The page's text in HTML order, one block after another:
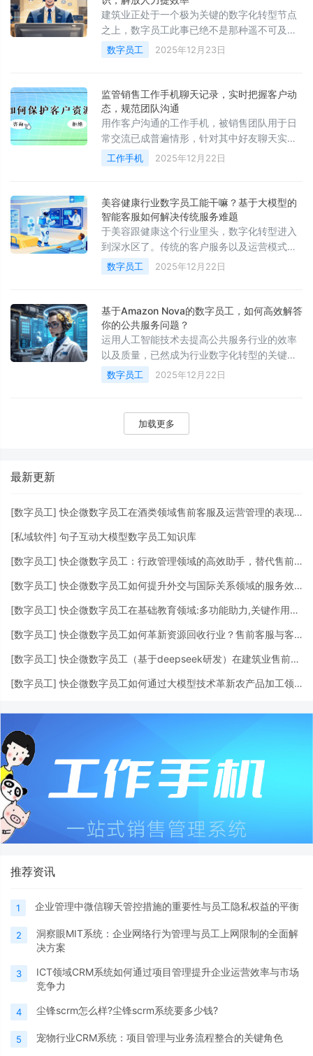
建筑业正处于一个极为关键的数字化转型节点
之上，数字员工此事已绝不是那种遥不可及的
概念了，而是变成能够提升效率、优化服务的
关键工具。它可以把企业知识转化成即时的服
数字员工 2025年12月23日
监管销售工作手机聊天记录，实时把握客户动
态，规范团队沟通
用作客户沟通的工作手机，被销售团队用于日
常交流已成普遍情形，针对其中好友聊天实施
监管，是掌控真实客户动态、预防业务风险、
提高团队效率的关键管理举措，这不但涉及客
工作手机 2025年12月22日
美容健康行业数字员工能干嘛？基于大模型的
智能客服如何解决传统服务难题
于美容跟健康这个行业里头，数字化转型进入
到深水区了。传统的客户服务以及运营模式面
临着响应慢的状况，面临知识传递不准确的问
题，面临客户流失率高的痛点。基于百川知识
数字员工 2025年12月22日
基于Amazon Nova的数字员工，如何高效解答
你的公共服务问题？
运用人工智能技术去提高公共服务行业的效率
以及质量，已然成为行业数字化转型的关键途
径。基于像 Amazon Nova 此类大语言模型构
建而成的数字员工
数字员工 2025年12月22日
加载更多
最新更新
[数字员工] 快企微数字员工在酒类领域售前客服及运营管理的表现与应用
[私域软件] 句子互动大模型数字员工知识库
[数字员工] 快企微数字员工：行政管理领域的高效助手，替代售前客服与挖掘客户价值的全能解决方案
[数字员工] 快企微数字员工如何提升外交与国际关系领域的服务效率
[数字员工] 快企微数字员工在基础教育领域:多功能助力,关键作用不可小觑
[数字员工] 快企微数字员工如何革新资源回收行业？售前客服与客户信息挖掘全解析
[数字员工] 快企微数字员工（基于deepseek研发）在建筑业售前客服的应用及影响
[数字员工] 快企微数字员工如何通过大模型技术革新农产品加工领域的客户服务与营销
推荐资讯
1 企业管理中微信聊天管控措施的重要性与员工隐私权益的平衡
2
洞察眼MIT系统：企业网络行为管理与员工上网限制的全面解
决方案
3
ICT领域CRM系统如何通过项目管理提升企业运营效率与市场
竞争力
4 尘锋scrm怎么样?尘锋scrm系统要多少钱?
5 宠物行业CRM系统：项目管理与业务流程整合的关键角色